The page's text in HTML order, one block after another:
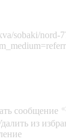
sobaki/nord-
сообщение
из